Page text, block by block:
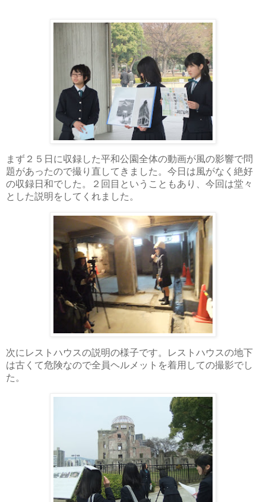
まず２５日に収録した平和公園全体の動画が風の影響で問
題があったので撮り直してきました。今日は風がなく絶好
の収録日和でした。２回目ということもあり、今回は堂々
とした説明をしてくれました。
次にレストハウスの説明の様子です。レストハウスの地下
は古くて危険なので全員ヘルメットを着用しての撮影でし
た。